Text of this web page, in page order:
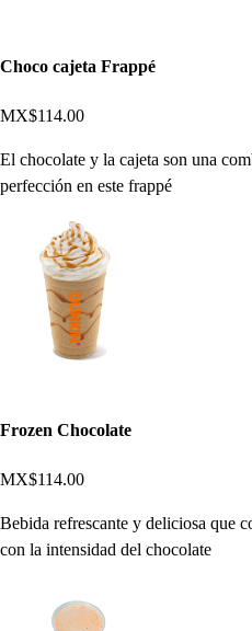
Choco cajeta Frappé
MX$114.00
El chocolate y la cajeta son una
perfección en este frappé
Frozen Chocolate
MX$114.00
Bebida refrescante y deliciosa que
con la intensidad del chocolate